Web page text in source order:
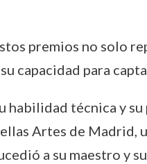
premios no solo
capacidad para
habilidad técnica y
Artes de Madrid,
a su maestro y